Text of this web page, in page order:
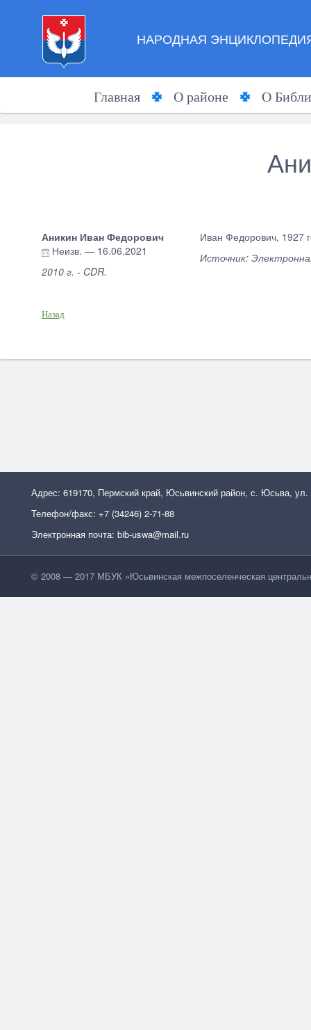
НАРОДНАЯ
Главная О районе О
Аникин Иван Федорович
Неизв. — 16.06.2021
Иван Федорович, 1927
Источник:
2010 г. - CDR.
Назад
Адрес: 619170, Пермский край, Юсьвинский район, с. Юсьва, ул.
Телефон/факс: +7 (34246) 2-71-88
Электронная почта: bib-uswa@mail.ru
© 2008 — 2017 МБУК »Юсьвинская межпоселенческая